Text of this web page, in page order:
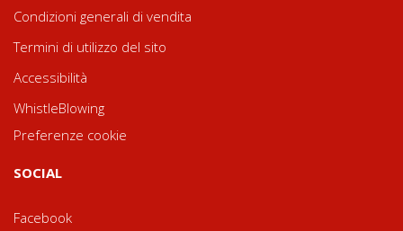
Condizioni generali di vendita
Termini di utilizzo del sito
Accessibilità
WhistleBlowing
Preferenze cookie
SOCIAL
Facebook